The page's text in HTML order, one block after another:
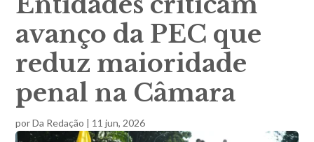
avanço da PEC que
reduz maioridade
penal na Câmara
porDa Redação | 11 jun, 2026